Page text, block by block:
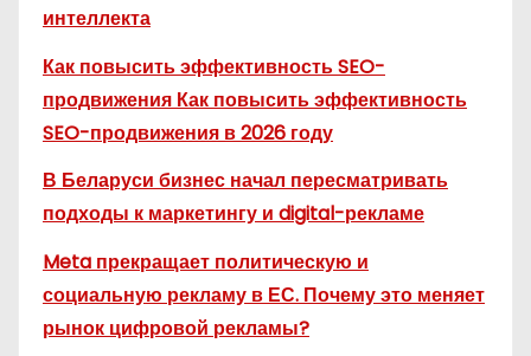
интеллекта
Как повысить эффективность SEO-
продвижения Как повысить эффективность
SEO-продвижения в 2026 году
В Беларуси бизнес начал пересматривать
подходы к маркетингу и digital-рекламе
Meta прекращает политическую и
социальную рекламу в ЕС. Почему это меняет
рынок цифровой рекламы?